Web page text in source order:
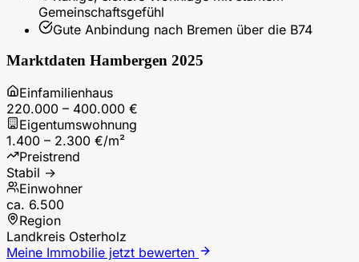
Gemeinschaftsgefühl
Gute Anbindung nach Bremen über die B74
Marktdaten Hambergen 2025
Einfamilienhaus
220.000 – 400.000 €
Eigentumswohnung
1.400 – 2.300 €/m²
Preistrend
Stabil →
Einwohner
ca. 6.500
Region
Landkreis Osterholz
Meine Immobilie jetzt bewerten